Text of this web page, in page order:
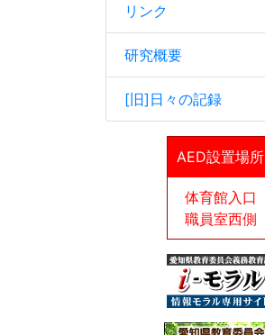
リンク
研究概要
[旧]日々の記録
AED設置場所
体育館入口
職員室西側